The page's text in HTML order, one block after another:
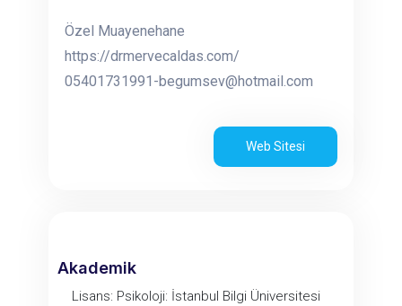
Özel Muayenehane
https://drmervecaldas.com/
05401731991-begumsev@hotmail.com
Web Sitesi
Akademik
Lisans: Psikoloji: İstanbul Bilgi Üniversitesi